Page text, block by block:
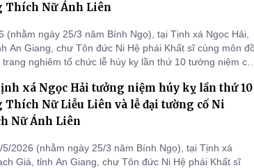
Thích Nữ Ánh Liên
(nhằm ngày 25/3 năm Bính Ngọ), tại Tịnh xá Ngọc Hải,
An Giang, chư Tôn đức Ni Hệ phái Khất sĩ cùng môn
nghiêm tổ chức lễ húy kỵ lần thứ 10 tưởng niệm cố
bậc tiền nhiệm trụ trì tịnh xá.
xá Ngọc Hải tưởng niệm húy kỵ lần thứ 10
Thích Nữ Liễu Liên và lễ đại tường cố Ni
Nữ Ánh Liên
5/2026 (nhằm ngày 25/3 năm Bính Ngọ), tại Tịnh xá
Giá, tỉnh An Giang, chư Tôn đức Ni Hệ phái Khất sĩ